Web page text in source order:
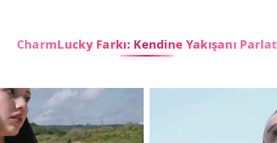
CharmLucky Farkı: Kendine Yakışanı Parlat